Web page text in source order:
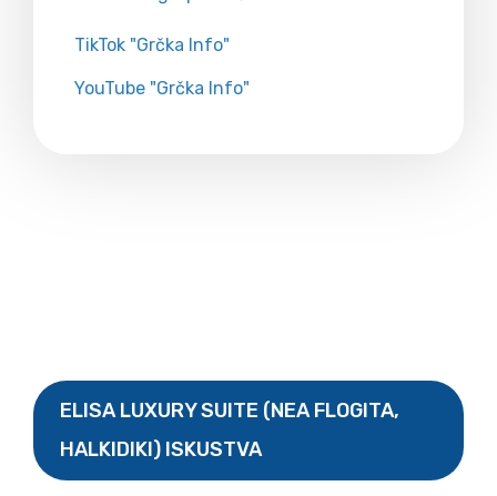
TikTok "Grčka Info"
YouTube "Grčka Info"
ELISA LUXURY SUITE (NEA FLOGITA,
HALKIDIKI) ISKUSTVA